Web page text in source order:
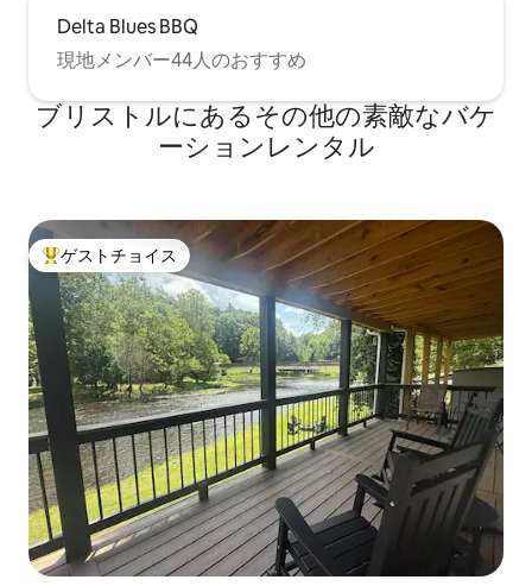
Delta Blues BBQ
現地メンバー44人のおすすめ
ブリストルにあるその他の素敵なバケ
ーションレンタル
大好評のゲストチョイスです。
ゲストチョイス